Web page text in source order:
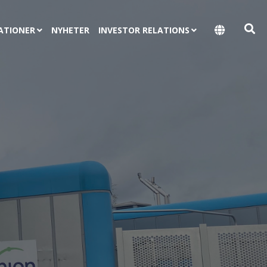
NYHETER INVESTOR RELATIONS